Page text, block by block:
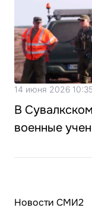
14 июня 2026 10:35
В
военные
Новости СМИ2